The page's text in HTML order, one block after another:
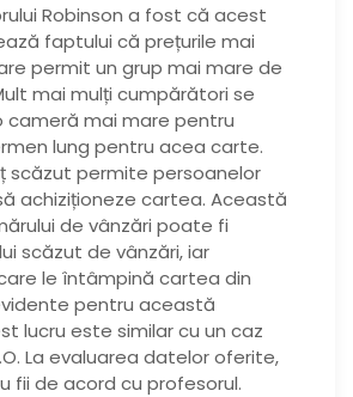
Robinson a fost că acest
faptului că prețurile mai
permit un grup mai mare de
mai mulți cumpărători se
mai mare pentru
lung pentru acea carte.
scăzut permite persoanelor
achiziționeze cartea. Această
de vânzări poate fi
scăzut de vânzări, iar
le întâmpină cartea din
pentru această
lucru este similar cu un caz
La evaluarea datelor oferite,
fii de acord cu profesorul.